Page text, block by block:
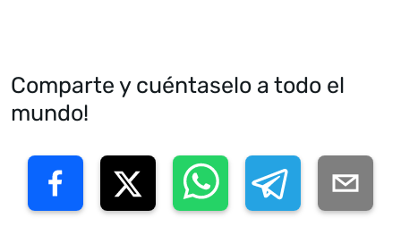
Comparte y cuéntaselo a todo el
mundo!